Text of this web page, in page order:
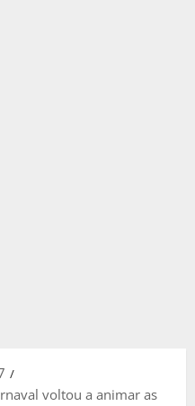
voltou a animar as